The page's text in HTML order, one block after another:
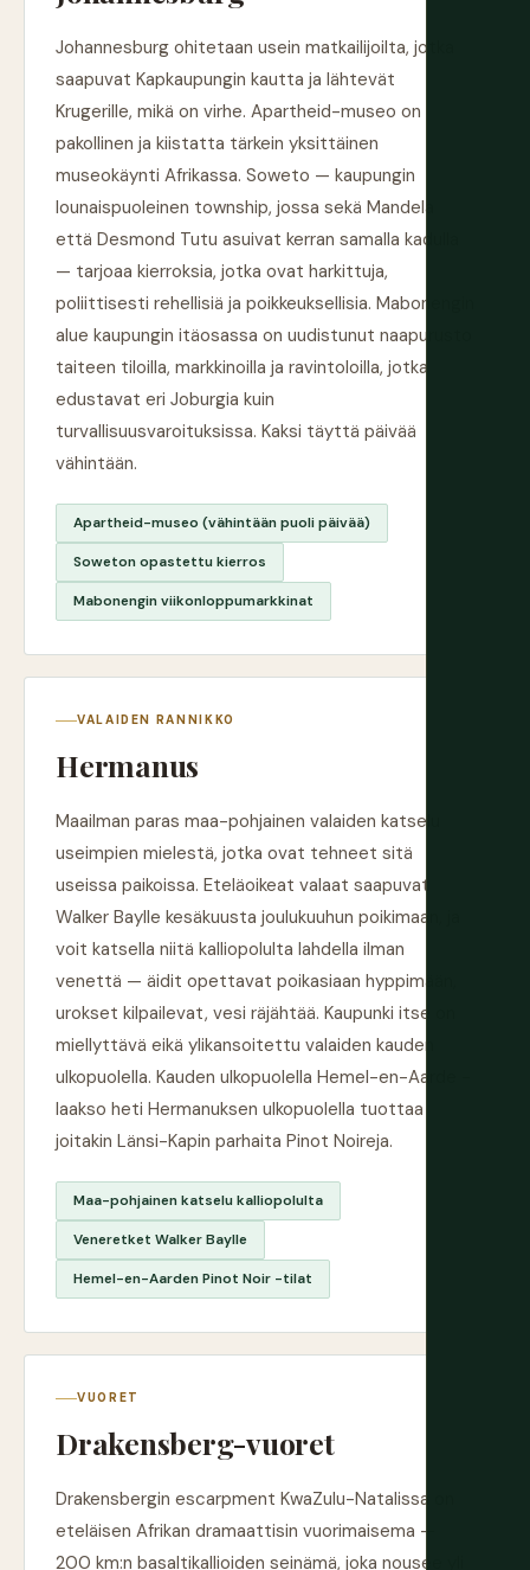
Johannesburg ohitetaan usein matkailijoilta, jotka
saapuvat Kapkaupungin kautta ja lähtevät
Krugerille, mikä on virhe. Apartheid-museo on
pakollinen ja kiistatta tärkein yksittäinen
museokäynti Afrikassa. Soweto — kaupungin
lounaispuoleinen township, jossa sekä Mandela
että Desmond Tutu asuivat kerran samalla kadulla
— tarjoaa kierroksia, jotka ovat harkittuja,
poliittisesti rehellisiä ja poikkeuksellisia. Mabonengin
alue kaupungin itäosassa on uudistunut naapurusto
taiteen tiloilla, markkinoilla ja ravintoloilla, jotka
edustavat eri Joburgia kuin
turvallisuusvaroituksissa. Kaksi täyttä päivää
vähintään.
Apartheid-museo (vähintään puoli päivää)
Soweton opastettu kierros
Mabonengin viikonloppumarkkinat
VALAIDEN RANNIKKO
Hermanus
Maailman paras maa-pohjainen valaiden katselu
useimpien mielestä, jotka ovat tehneet sitä
useissa paikoissa. Eteläoikeat valaat saapuvat
Walker Baylle kesäkuusta joulukuuhun poikimaan, ja
voit katsella niitä kalliopolulta lahdella ilman
venettä — äidit opettavat poikasiaan hyppimään,
urokset kilpailevat, vesi räjähtää. Kaupunki itse on
miellyttävä eikä ylikansoitettu valaiden kauden
ulkopuolella. Kauden ulkopuolella Hemel-en-Aarde -
laakso heti Hermanuksen ulkopuolella tuottaa
joitakin Länsi-Kapin parhaita Pinot Noireja.
Maa-pohjainen katselu kalliopolulta
Veneretket Walker Baylle
Hemel-en-Aarden Pinot Noir -tilat
VUORET
Drakensberg-vuoret
Drakensbergin escarpment KwaZulu-Natalissa on
eteläisen Afrikan dramaattisin vuorimaisema —
200 km:n basaltikallioiden seinämä, joka nousee yli